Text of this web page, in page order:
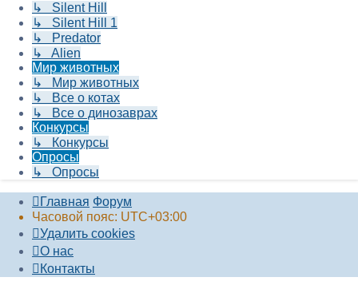
↳ Silent Hill
↳ Silent Hill 1
↳ Predator
↳ Alien
Мир животных
↳ Мир животных
↳ Все о котах
↳ Все о динозаврах
Конкурсы
↳ Конкурсы
Опросы
↳ Опросы
Главная Форум
Часовой пояс: UTC+03:00
Удалить cookies
О нас
Контакты